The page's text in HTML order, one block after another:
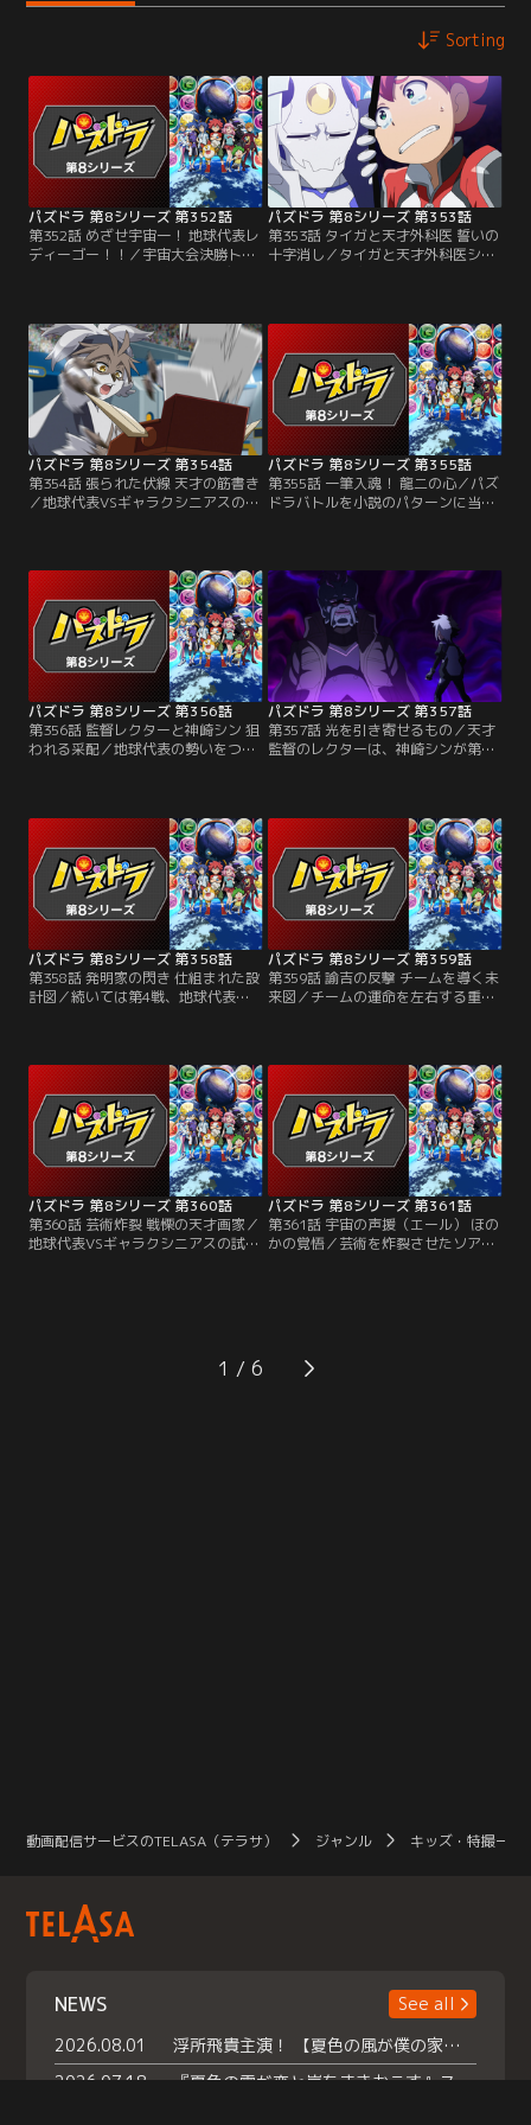
Sorting
パズドラ 第8シリーズ 第352話
第352話 めざせ宇宙一！ 地球代表レ
ディーゴー！！／宇宙大会決勝トー
ナメント一回戦、地球代表VSディレ
VS天才外科医シュネイガー！ 宇宙
のあらゆる天才を集めたギャラクシ
ニアスは強敵揃い。冷静な試合運び
をするシュネイガーに、タイガは
熱々の魂でぶつかる！
パズドラ 第8シリーズ 第353話
第353話 タイガと天才外科医 誓いの
十字消し／タイガと天才外科医シュ
利すると誓う。その心意気に感動す
るタイガだが、シュネイガーは突
然、大会が終わったらパズドラをや
めると口にする。タイガは大ショッ
クで……！
パズドラ 第8シリーズ 第354話
第354話 張られた伏線 天才の筋書き
／地球代表VSギャラクシニアスの第
れっ子の天才小説家・ピッツで、締
切前の原稿に追われていたのだっ
た。だがバトルが始まると、ピッツ
は独自の物語を紡いで龍二を引き込
もうとする！
パズドラ 第8シリーズ 第355話
第355話 一筆入魂！ 龍二の心／パズ
ドラバトルを小説のパターンに当て
い、自分のパズドラに集中する。盤
面が応えてくれることを信じて誠実
に向き合う龍二を見て、ふとピッツ
はかつての自分を思い出す。
パズドラ 第8シリーズ 第356話
第356話 監督レクターと神崎シン 狙
われる采配／地球代表の勢いをつけ
や、ほとんど試合に出ることのない
監督レクターがステージに上がって
くる。予想が外れたことを疑問に思
うさくらだが、シンはいつも通りに
試合を始めて……。
パズドラ 第8シリーズ 第357話
第357話 光を引き寄せるもの／天才
監督のレクターは、神崎シンが第3
通用しないかに見えたが、レクター
の「神書の管理者・メタトロン」の
高い防御力は簡単に崩せない。つい
に試合はターン8までもつれ込む！
パズドラ 第8シリーズ 第358話
第358話 発明家の閃き 仕組まれた設
計図／続いては第4戦、地球代表の
ジーナは、宇宙船トクザワのエンジ
ンの設計者でもあった。バトルが始
まると、ネジーナはいきなりスキル
選択に悩み始める。マイペースな態
度に困惑する諭吉だが……。
パズドラ 第8シリーズ 第359話
第359話 諭吉の反撃 チームを導く未
来図／チームの運命を左右する重要
諭吉は少しずつ追い詰められてい
く。まるでバトルの流れを掌握する
ようなネジーナのパズドラ。苦しい
試合の中で、諭吉の考える勝利の可
能性とは！？
パズドラ 第8シリーズ 第360話
第360話 芸術炸裂 戦慄の天才画家／
地球代表VSギャラクシニアスの試合
いに乗ろうとするが、試合の最中ソ
アラにとんでもない変化が訪れる！
パズドラ 第8シリーズ 第361話
第361話 宇宙の声援（エール） ほの
かの覚悟／芸術を炸裂させたソアラ
て画家としての自分にもファンがい
たことを思うのだった。会場全体を
1
動画配信サービスのTELASA（テラサ） ジャンル キッズ・特撮一覧
NEWS
See all
2026.08.01
浮所飛貴主演！ 【夏色の風が僕の家にやってきた】 本日よりテラサで独占配信スタート！
2026.07.18
『夏色の雲が恋と嵐をまきおこす』スペシャルメイキング 【Part1】2026年７月18日（土）23時30分～配信スタート！話題のシーンの裏側を大公開！豪華キャスト大集合！ 『武宮家 真夏の家族会議』開催！